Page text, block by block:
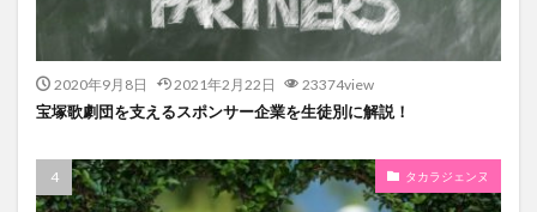
2020年9月8日 2021年2月22日 23374view
宝塚歌劇団を支えるスポンサー企業を生徒別に解説！
タカラジェンヌ